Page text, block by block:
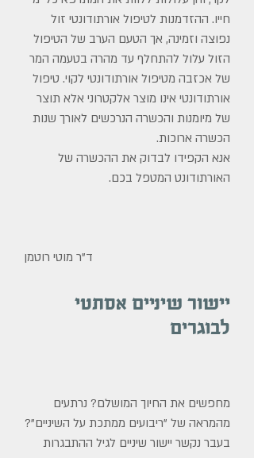
חייו. ההזדמנות לטיפול אורתודונטי זול
נפוצה וזמינה, אך הטעם הערב של הטיפול
הזול עלול להתחלף עד מהרה בטעמה המר
של אכזבה מטיפול אורתודונטי לקוי. טיפול
אורתודונטי אינו מוצר אלקטרוני אלא תוצר
של מיומנות והכשרה הנרכשים לאורך שנות
הכשרה ארוכות.
אנא הקפידו לבדוק את ההכשרה של
האורתודונט המטפל בכם.
ד"ר מוטי רוטמן
יישור שיניים אסתטי
לבוגרים
מחפשים את החיוך המושלם? נרתעים
מהמראה של "ריבועים ממתכת על השיניים"?
בעבר נקשר יישור שיניים לגיל ההתבגרות